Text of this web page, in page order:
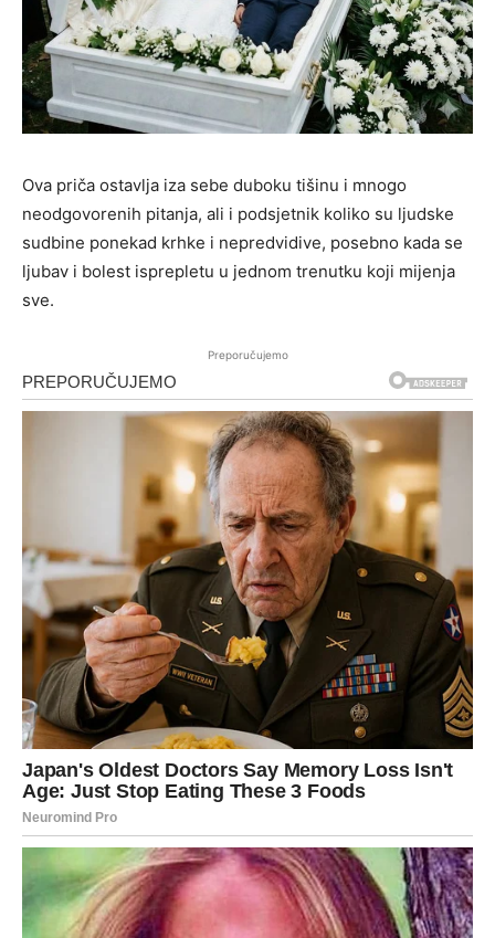
Ova priča ostavlja iza sebe duboku tišinu i mnogo
neodgovorenih pitanja, ali i podsjetnik koliko su ljudske
sudbine ponekad krhke i nepredvidive, posebno kada se
ljubav i bolest isprepletu u jednom trenutku koji mijenja
sve.
Preporučujemo